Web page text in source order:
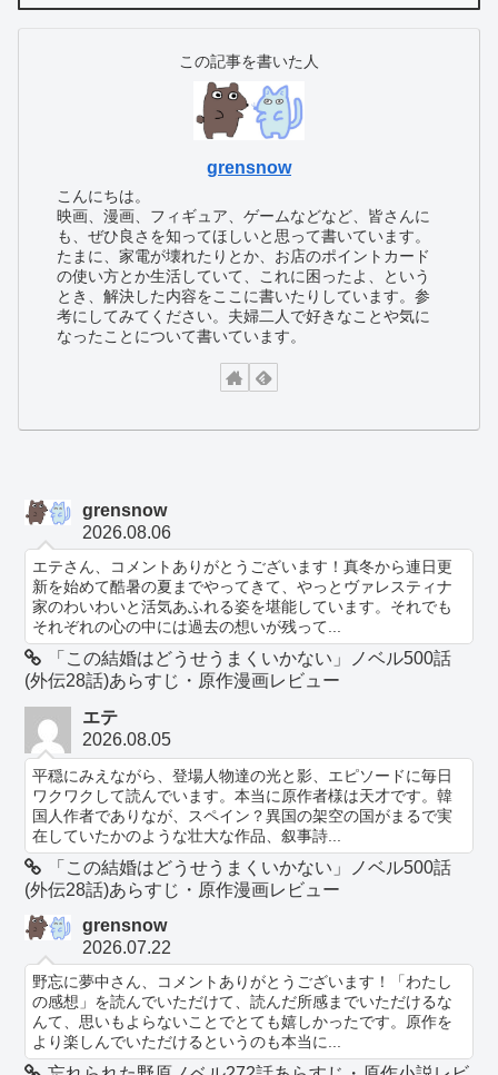
この記事を書いた人
grensnow
こんにちは。
映画、漫画、フィギュア、ゲームなどなど、皆さんに
も、ぜひ良さを知ってほしいと思って書いています。
たまに、家電が壊れたりとか、お店のポイントカード
の使い方とか生活していて、これに困ったよ、という
とき、解決した内容をここに書いたりしています。参
考にしてみてください。夫婦二人で好きなことや気に
なったことについて書いています。
grensnow
2026.08.06
エテさん、コメントありがとうございます！真冬から連日更
新を始めて酷暑の夏までやってきて、やっとヴァレスティナ
家のわいわいと活気あふれる姿を堪能しています。それでも
それぞれの心の中には過去の想いが残って...
「この結婚はどうせうまくいかない」ノベル500話
(外伝28話)あらすじ・原作漫画レビュー
エテ
2026.08.05
平穏にみえながら、登場人物達の光と影、エピソードに毎日
ワクワクして読んでいます。本当に原作者様は天才です。韓
国人作者でありなが、スペイン？異国の架空の国がまるで実
在していたかのような壮大な作品、叙事詩...
「この結婚はどうせうまくいかない」ノベル500話
(外伝28話)あらすじ・原作漫画レビュー
grensnow
2026.07.22
野忘に夢中さん、コメントありがとうございます！「わたし
の感想」を読んでいただけて、読んだ所感までいただけるな
んて、思いもよらないことでとても嬉しかったです。原作を
より楽しんでいただけるというのも本当に...